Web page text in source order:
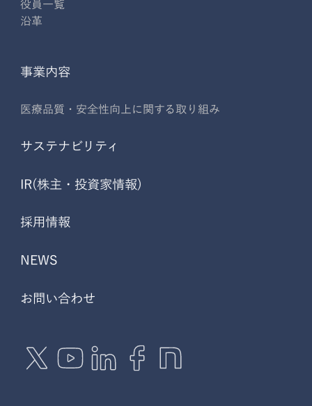
役員一覧
沿革
事業内容
医療品質・安全性向上に関する取り組み
サステナビリティ
IR(株主・投資家情報)
採用情報
NEWS
お問い合わせ